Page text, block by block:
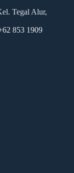
Tegal Alur,
853 1909